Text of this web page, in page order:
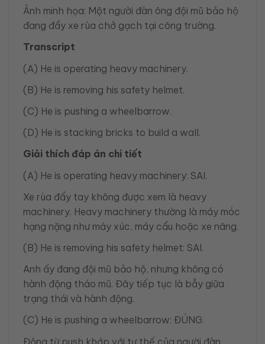
Ảnh minh họa: Một người đàn ông đội mũ bảo hộ
đang đẩy xe rùa chở gạch tại công trường.
Transcript
(A) He is operating heavy machinery.
(B) He is removing his safety helmet.
(C) He is pushing a wheelbarrow.
(D) He is stacking bricks to build a wall.
Giải thích đáp án chi tiết
(A) He is operating heavy machinery: SAI.
Xe rùa đẩy tay không được xem là heavy
machinery. Heavy machinery thường là máy móc
hạng nặng như máy xúc, máy cẩu hoặc xe nâng.
(B) He is removing his safety helmet: SAI.
Anh ấy đang đội mũ bảo hộ, nhưng không có
hành động tháo mũ. Đây tiếp tục là bẫy giữa
trạng thái và hành động.
(C) He is pushing a wheelbarrow: ĐÚNG.
Động từ push khớp với tư thế của người đàn